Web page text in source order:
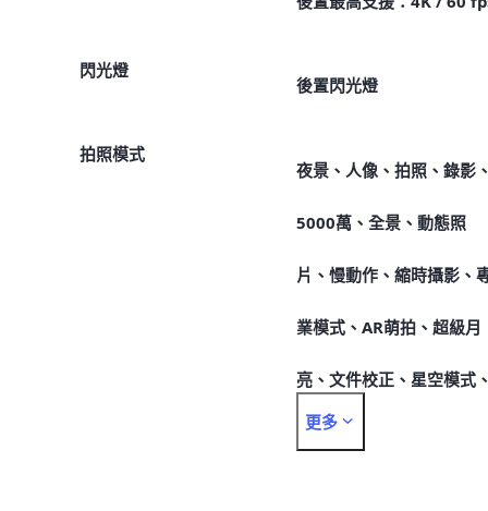
閃光燈
後置閃光燈
拍照模式
夜景、人像、拍照、錄影
5000萬、全景、動態照
片、慢動作、縮時攝影、
業模式、AR萌拍、超級月
亮、文件校正、星空模式
運動抓拍
更多